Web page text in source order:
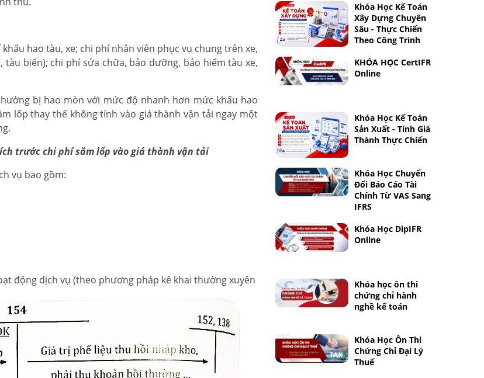
hao tàu, xe; chi phí nhân viên phục vụ chung trên xe,
biển); chi phí sửa chữa, bảo dưỡng, bảo hiểm tàu xe,
bị hao mòn với mức độ nhanh hơn mức khấu hao
lốp thay thế không tính vào giá thành vận tải ngay một
trước chi phí săm lốp vào giá thành vận tải
vụ bao gồm:
động dịch vụ (theo phương pháp kê khai thường xuyên
Khóa Học Kế Toán
Xây Dựng Chuyên
Sâu - Thực Chiến
Theo Công Trình
KHÓA HỌC CertIFR
Online
Khóa Học Kế Toán
Sản Xuất - Tính Giá
Thành Thực Chiến
Khóa Học Chuyển
Đổi Báo Cáo Tài
Chính Từ VAS Sang
IFRS
Khóa Học DipIFR
Online
Khóa học ôn thi
chứng chỉ hành
nghề kế toán
Khóa Học Ôn Thi
Chứng Chỉ Đại Lý
Thuế